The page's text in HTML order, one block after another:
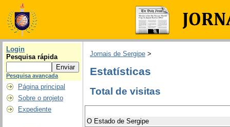
Login
Pesquisa rápida
Pesquisa avançada
Página principal
Sobre o projeto
Expediente
Jornais de Sergipe >
Estatísticas
Total de visitas
O Estado de Sergipe